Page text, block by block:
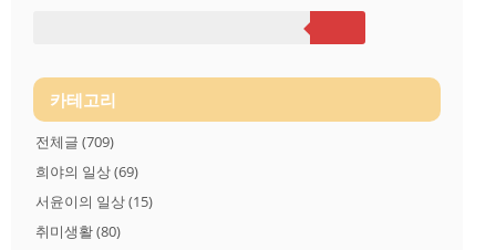
이 진짜 맛있어요.. (삼겹살도 맛있어요. ) 이번에 나온 "순하리 처
음처럼"도 시켜봤습니다. 저는 술을 잘 못해서.. 좀더 순한 소주
가 괜찮을까 싶어 맛좀 봤습니다. 14도라는데.. .. 두잔 먹고 택시
카테고리
전체글 (709)
희야의 일상(69)
서윤이의 일상(15)
취미생활(80)